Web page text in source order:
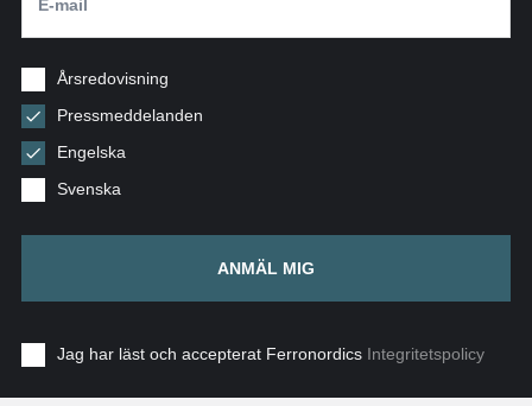
Årsredovisning
Pressmeddelanden
Engelska
Svenska
ANMÄL MIG
Jag har läst och accepterat Ferronordics Integritetspolicy